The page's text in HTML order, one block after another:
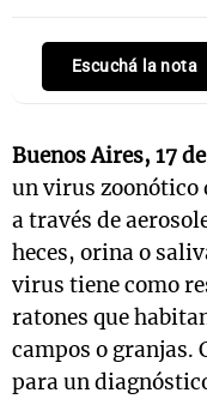
Escuchá la nota
Buenos Aires, 17
un virus zoonótico
a través de
heces, orina o
virus tiene como
ratones que
campos o granjas.
para un